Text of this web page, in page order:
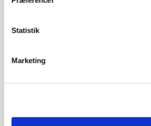
Statistik
Marketing
GRISE